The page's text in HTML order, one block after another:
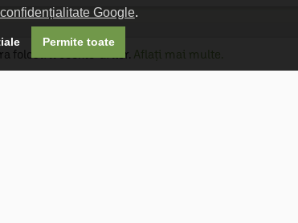
Google.
Permite toate
folosirii cookie-urilor. Aflați mai multe.